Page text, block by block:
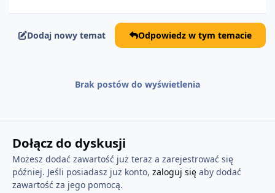
Dodaj nowy temat Odpowiedz w tym temacie
Brak postów do wyświetlenia
Dołącz do dyskusji
Możesz dodać zawartość już teraz a zarejestrować się
później. Jeśli posiadasz już konto, zaloguj sięaby dodać
zawartość za jego pomocą.